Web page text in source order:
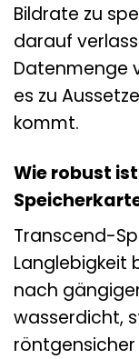
Bildrate zu
darauf
Datenmenge
es zu
kommt.
Wie robust
Transcend-
Langlebigkeit
nach
wasserdicht,